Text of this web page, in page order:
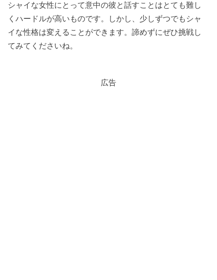
シャイな女性にとって意中の彼と話すことはとても難し
くハードルが高いものです。しかし、少しずつでもシャ
イな性格は変えることができます。諦めずにぜひ挑戦し
てみてくださいね。
広告